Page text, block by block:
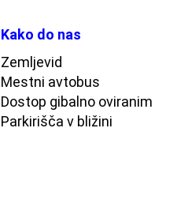
Kako do nas
Zemljevid
Mestni avtobus
Dostop gibalno oviranim
Parkirišča v bližini